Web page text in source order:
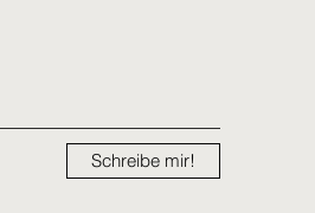
Schreibe mir!